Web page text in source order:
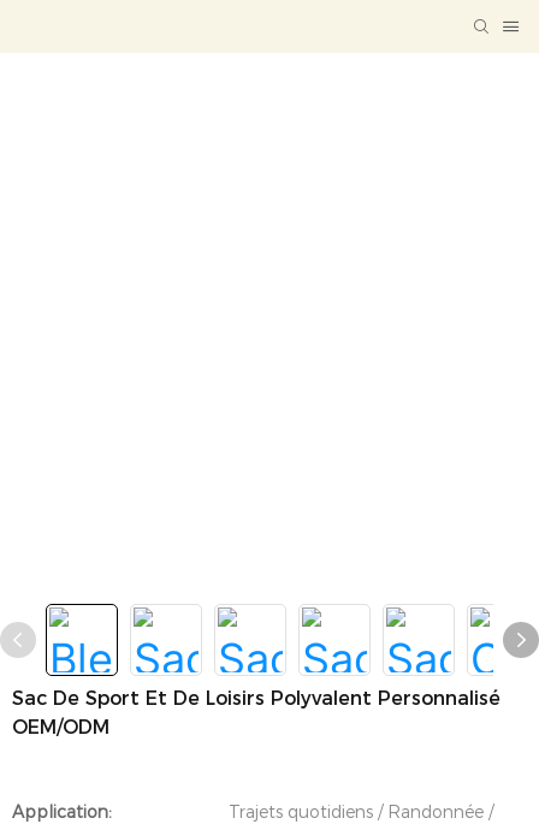
Sac De Sport Et De Loisirs Polyvalent Personnalisé
OEM/ODM
Application:
Trajets quotidiens / Randonnée /